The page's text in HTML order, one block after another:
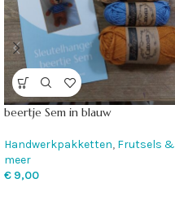
beertje Sem in blauw
Handwerkpakketten, Frutsels &
meer
€ 9,00